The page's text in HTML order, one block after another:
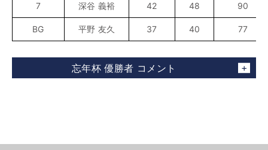
7 深谷 義裕 42 48 90
BG 平野 友久 37 40 77
忘年杯 優勝者 コメント